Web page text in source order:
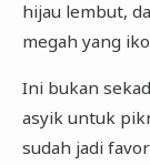
hijau lembut,
megah yang
Ini bukan
asyik untuk
sudah jadi